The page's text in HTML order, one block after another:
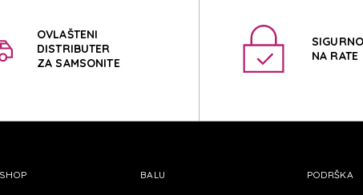
OVLAŠTENI
DISTRIBUTER
ZA SAMSONITE
NA RATE
BALU PODRŠKA